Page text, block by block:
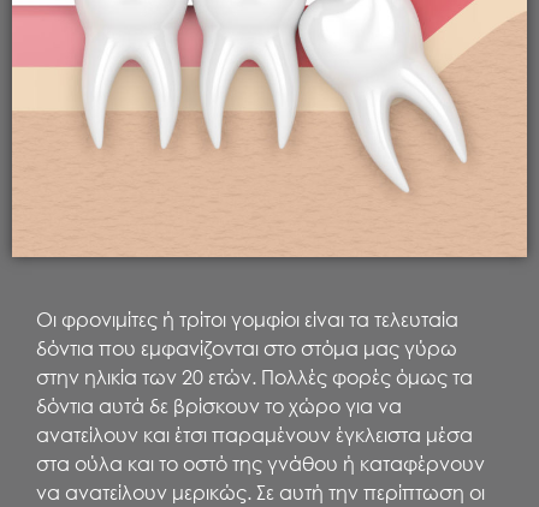
Οι φρονιμίτες ή τρίτοι γομφίοι είναι τα τελευταία
δόντια που εμφανίζονται στο στόμα μας γύρω
στην ηλικία των 20 ετών. Πολλές φορές όμως τα
δόντια αυτά δε βρίσκουν το χώρο για να
ανατείλουν και έτσι παραμένουν έγκλειστα μέσα
στα ούλα και το οστό της γνάθου ή καταφέρνουν
να ανατείλουν μερικώς. Σε αυτή την περίπτωση οι